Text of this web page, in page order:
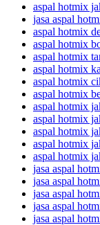
aspal hotmix
jasa aspal
aspal hotmix
aspal hotmix
aspal hotmix
aspal hotmix
aspal hotmix
aspal hotmix
aspal hotmix
aspal hotmix
aspal hotmix
aspal hotmix
aspal hotmix
jasa aspal
jasa aspal
jasa aspal
jasa aspal
jasa aspal